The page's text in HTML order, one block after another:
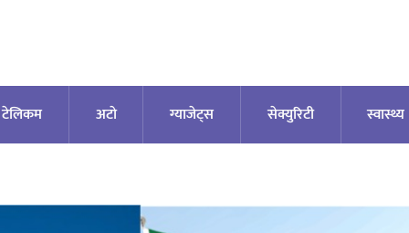
टेलिकम अटाे ग्याजेट्स सेक्युरिटी स्वास्थ्य